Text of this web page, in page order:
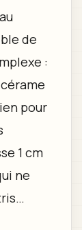
de
:
pour
1 cm
ne